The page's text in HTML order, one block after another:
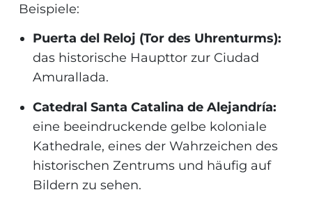
Beispiele:
Puerta del Reloj (Tor des Uhrenturms):
das historische Haupttor zur Ciudad
Amurallada.
Catedral Santa Catalina de Alejandría:
eine beeindruckende gelbe koloniale
Kathedrale, eines der Wahrzeichen des
historischen Zentrums und häufig auf
Bildern zu sehen.